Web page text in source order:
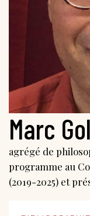
Marc
agrégé de
programme au
(2019-2025) et